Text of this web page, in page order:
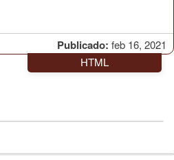
Publicado: feb 16, 2021
HTML